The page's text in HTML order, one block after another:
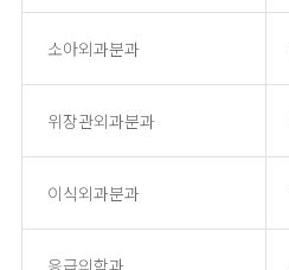
소아외과분과
위장관외과분과
이식외과분과
응급의학과